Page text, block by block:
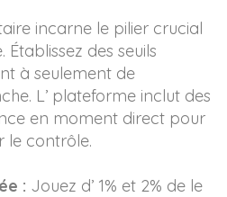
incarne le pilier crucial
des seuils
à seulement de
L’ plateforme inclut des
en moment direct pour
le contrôle.
: Jouez d’ 1% et 2% de le